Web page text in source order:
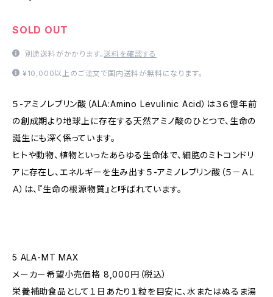
SOLD OUT
別途送料がかかります。送料を確認する
¥10,000以上のご注文で国内送料が無料になります。
５-アミノレブリン酸（ALA:Amino Levulinic Acid）は３６億年前
の創成期より地球上に存在する天然アミノ酸のひとつで、生命の
誕生にも深く係っています。
ヒトや動物、植物といったあらゆる生命体で、細胞のミトコンドリ
アに存在し、エネルギーを生み出す５-アミノレブリン酸（５－ＡＬ
Ａ）は、『生命の根源物質』と呼ばれています。
5 ALA-MT MAX
メーカー希望小売価格 8,000円（税込）
栄養補助食品として１日あたり１粒を目安に、水またはぬるま湯